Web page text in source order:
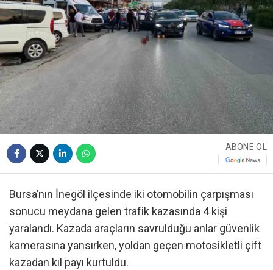
ABONE OL
Bursa’nın İnegöl ilçesinde iki otomobilin çarpışması
sonucu meydana gelen trafik kazasında 4 kişi
yaralandı. Kazada araçların savrulduğu anlar güvenlik
kamerasına yansırken, yoldan geçen motosikletli çift
kazadan kıl payı kurtuldu.